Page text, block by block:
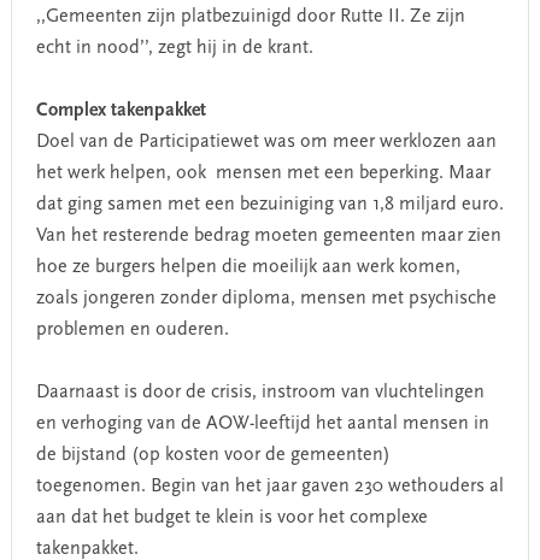
,,Gemeenten zijn platbezuinigd door Rutte II. Ze zijn
echt in nood’’, zegt hij in de krant.
Complex takenpakket
Doel van de Participatiewet was om meer werklozen aan
het werk helpen, ook mensen met een beperking. Maar
dat ging samen met een bezuiniging van 1,8 miljard euro.
Van het resterende bedrag moeten gemeenten maar zien
hoe ze burgers helpen die moeilijk aan werk komen,
zoals jongeren zonder diploma, mensen met psychische
problemen en ouderen.
Daarnaast is door de crisis, instroom van vluchtelingen
en verhoging van de AOW-leeftijd het aantal mensen in
de bijstand (op kosten voor de gemeenten)
toegenomen. Begin van het jaar gaven 230 wethouders al
aan dat het budget te klein is voor het complexe
takenpakket.